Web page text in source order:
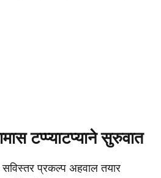
टप्प्याटप्याने सुरुवात
प्रकल्प अहवाल तयार